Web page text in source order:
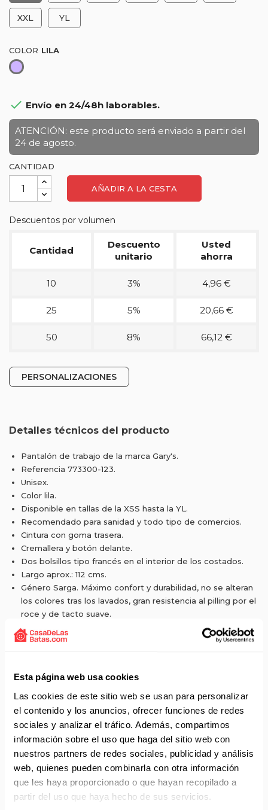
Esta página web usa cookies
Las cookies de este sitio web se usan para personalizar
el contenido y los anuncios, ofrecer funciones de redes
sociales y analizar el tráfico. Además, compartimos
información sobre el uso que haga del sitio web con
nuestros partners de redes sociales, publicidad y análisis
web, quienes pueden combinarla con otra información
que les haya proporcionado o que hayan recopilado a
partir del uso que haya hecho de sus servicios.
XXL YL
COLOR
Lila
 Envío en 24/48h laborables.
ATENCIÓN: este producto será enviado a partir del
24 de agosto.
CANTIDAD
AÑADIR A LA CESTA
Descuentos por volumen
Cantidad
Descuento
unitario
Usted
ahorra
10 3% 4,96 €
25 5% 20,66 €
50 8% 66,12 €
PERSONALIZACIONES
Detalles técnicos del producto
Pantalón de trabajo de la marca Gary's.
Referencia 773300-123.
Unisex.
Color lila.
Disponible en tallas de la XSS hasta la YL.
Recomendado para sanidad y todo tipo de comercios.
Cintura con goma trasera.
Cremallera y botón delante.
Dos bolsillos tipo francés en el interior de los costados.
Largo aprox.: 112 cms.
Género Sarga. Máximo confort y durabilidad, no se alteran
los colores tras los lavados, gran resistencia al pilling por el
roce y de tacto suave.
Gramaje 200 gr/m2.
Composición 65% poliéster y 35% algodón.
Solicita presupuesto:EMAIL
Envío gratis a partir de 75 €+IVA (90 € IVA incl.)
Aprovecha el envío gratuito en toda España excepto
Canarias, Baleares, Ceuta y Melilla.
ENVÍOS EN AGOSTO